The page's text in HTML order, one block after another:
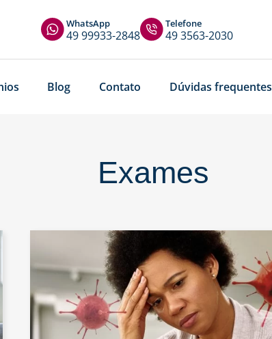
WhatsApp
49 99933-2848
Telefone
49 3563-2030
Blog Contato Dúvidas frequentes
Exames